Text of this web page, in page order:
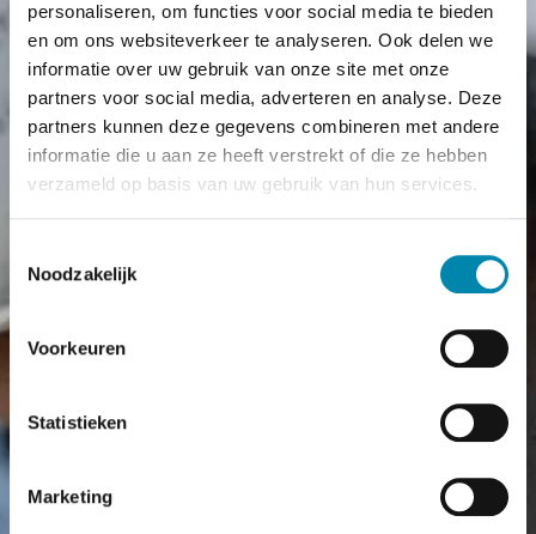
personaliseren, om functies voor social media te bieden
en om ons websiteverkeer te analyseren. Ook delen we
informatie over uw gebruik van onze site met onze
partners voor social media, adverteren en analyse. Deze
partners kunnen deze gegevens combineren met andere
informatie die u aan ze heeft verstrekt of die ze hebben
verzameld op basis van uw gebruik van hun services.
Noodzakelijk
Voorkeuren
Statistieken
Marketing